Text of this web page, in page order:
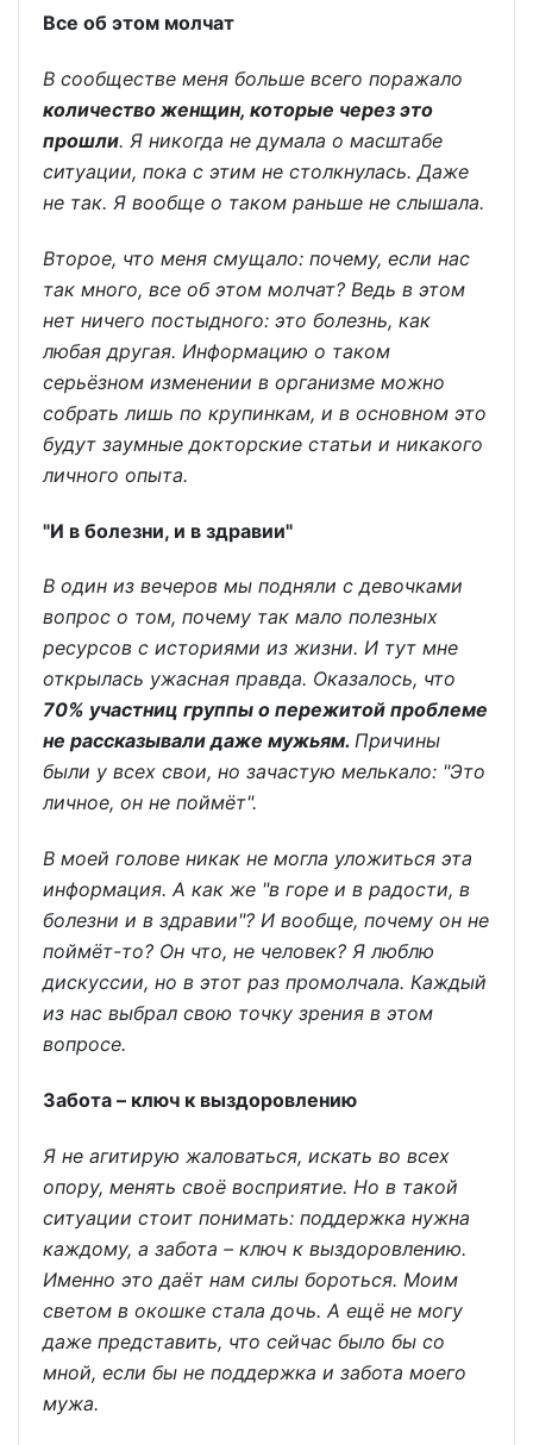
Все об этом молчат
В сообществе меня больше всего поражало
количество женщин, которые через это
прошли. Я никогда не думала о масштабе
ситуации, пока с этим не столкнулась. Даже
не так. Я вообще о таком раньше не слышала.
Второе, что меня смущало: почему, если нас
так много, все об этом молчат? Ведь в этом
нет ничего постыдного: это болезнь, как
любая другая. Информацию о таком
серьёзном изменении в организме можно
собрать лишь по крупинкам, и в основном это
будут заумные докторские статьи и никакого
личного опыта.
"И в болезни, и в здравии"
В один из вечеров мы подняли с девочками
вопрос о том, почему так мало полезных
ресурсов с историями из жизни. И тут мне
открылась ужасная правда. Оказалось, что
70% участниц группы о пережитой проблеме
не рассказывали даже мужьям. Причины
были у всех свои, но зачастую мелькало: "Это
личное, он не поймёт".
В моей голове никак не могла уложиться эта
информация. А как же "в горе и в радости, в
болезни и в здравии"? И вообще, почему он не
поймёт-то? Он что, не человек? Я люблю
дискуссии, но в этот раз промолчала. Каждый
из нас выбрал свою точку зрения в этом
вопросе.
Забота – ключ к выздоровлению
Я не агитирую жаловаться, искать во всех
опору, менять своё восприятие. Но в такой
ситуации стоит понимать: поддержка нужна
каждому, а забота – ключ к выздоровлению.
Именно это даёт нам силы бороться. Моим
светом в окошке стала дочь. А ещё не могу
даже представить, что сейчас было бы со
мной, если бы не поддержка и забота моего
мужа.